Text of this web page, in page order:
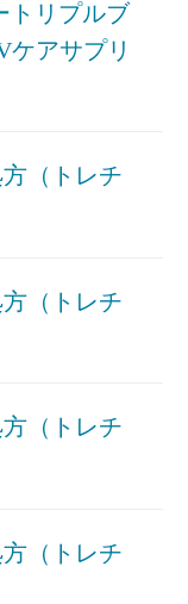
トリプルブ
ケアサプリ
（トレチ
（トレチ
（トレチ
（トレチ